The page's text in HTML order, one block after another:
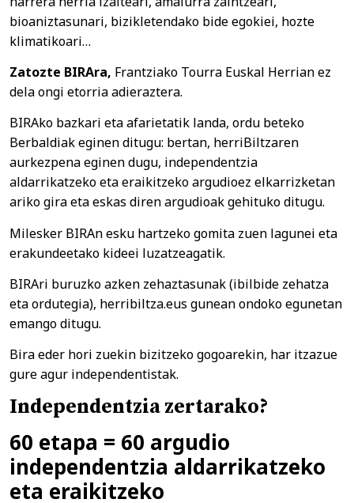
bioaniztasunari, bizikletendako bide egokiei, hozte
klimatikoari…
Zatozte BIRAra, Frantziako Tourra Euskal Herrian ez
dela ongi etorria adieraztera.
BIRAko bazkari eta afarietatik landa, ordu beteko
Berbaldiak eginen ditugu: bertan, herriBiltzaren
aurkezpena eginen dugu, independentzia
aldarrikatzeko eta eraikitzeko argudioez elkarrizketan
ariko gira eta eskas diren argudioak gehituko ditugu.
Milesker BIRAn esku hartzeko gomita zuen lagunei eta
erakundeetako kideei luzatzeagatik.
BIRAri buruzko azken zehaztasunak (ibilbide zehatza
eta ordutegia), herribiltza.eus gunean ondoko egunetan
emango ditugu.
Bira eder hori zuekin bizitzeko gogoarekin, har itzazue
gure agur independentistak.
Independentzia zertarako?
60 etapa = 60 argudio
independentzia aldarrikatzeko
eta eraikitzeko